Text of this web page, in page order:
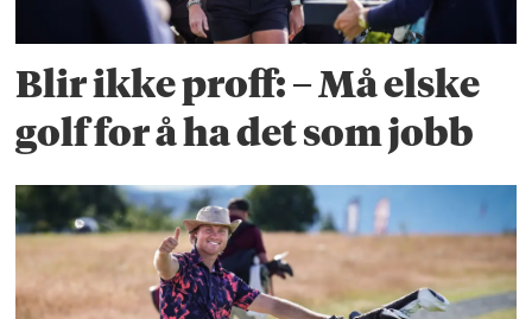
Blir ikke proff: – Må elske
golf for å ha det som jobb